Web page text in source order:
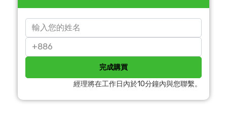
完成購買
經理將在工作日內於10分鐘內與您聯繫。